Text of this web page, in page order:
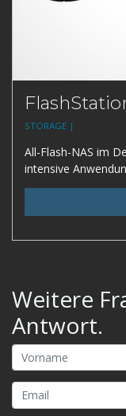
STORAGE |
All-Flash-NAS im
intensive
Weitere
Antwort.